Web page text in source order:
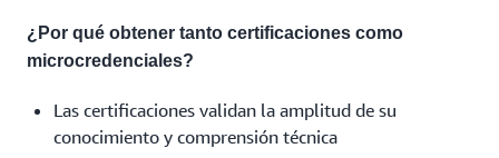
¿Por qué obtener tanto certificaciones como
microcredenciales?
Las certificaciones validan la amplitud de su
conocimiento y comprensión técnica